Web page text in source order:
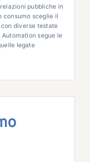
pubbliche in
consumo sceglie il
diverse testate
segue le
legate